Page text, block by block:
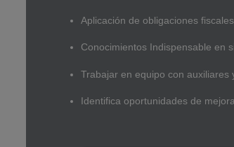
Aplicación de obligaciones
Conocimientos Indispensable en
Trabajar en equipo con auxiliares
Identifica oportunidades de